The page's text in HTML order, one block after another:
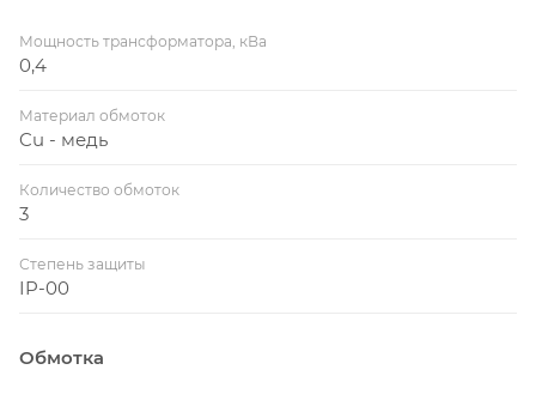
Мощность трансформатора, кВа
0,4
Материал обмоток
Cu - медь
Количество обмоток
3
Степень защиты
IP-00
Обмотка